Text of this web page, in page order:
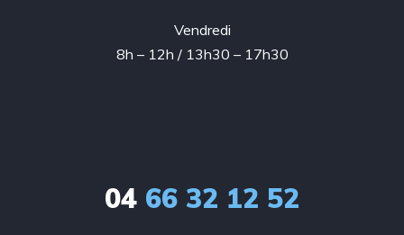
Vendredi
8h – 12h / 13h30 – 17h30
04 66 32 12 52